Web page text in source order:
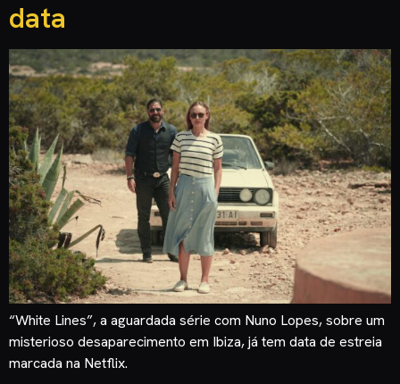
data
“White Lines”, a aguardada série com Nuno Lopes, sobre um
misterioso desaparecimento em Ibiza, já tem data de estreia
marcada na Netflix.